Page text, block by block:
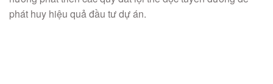
phát huy hiệu quả đầu tư dự án.